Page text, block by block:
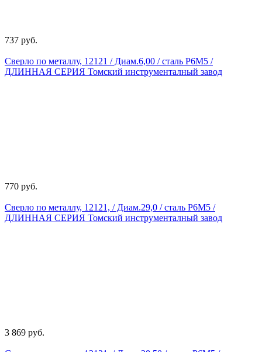
737 руб.
Сверло по металлу, 12121 / Диам.6,00 / сталь Р6М5 /
ДЛИННАЯ СЕРИЯ Томский инструменталный завод
770 руб.
Сверло по металлу, 12121, / Диам.29,0 / сталь Р6М5 /
ДЛИННАЯ СЕРИЯ Томский инструменталный завод
3 869 руб.